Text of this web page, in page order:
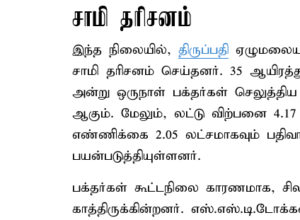
சாமி தரிசனம்
இந்த நிலையில், திருப்பதி
சாமி தரிசனம் செய்தனர். 35
அன்று ஒருநாள் பக்தர்கள்
ஆகும். மேலும், லட்டு விற்பனை
எண்ணிக்கை 2.05 லட்சமாகவும்
பயன்படுத்தியுள்ளனர்.
பக்தர்கள் கூட்டநிலை காரணமாக,
காத்திருக்கின்றனர்.